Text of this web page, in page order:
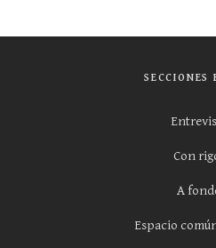
SECCIONES
Con
A
Espacio